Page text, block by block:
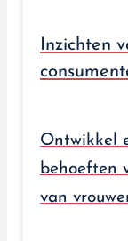
Inzichten
Ontwikkel
behoeften
van